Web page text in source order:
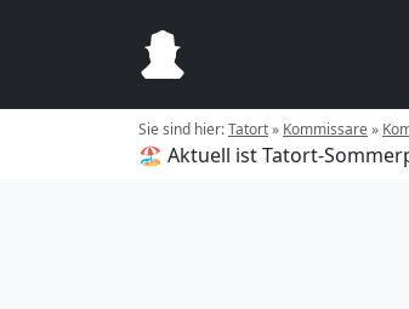
Sie sind hier:Tatort» Kommissare»
🏖️ Aktuell ist Tatort-